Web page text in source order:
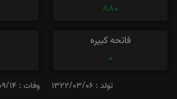
880
فاتحه کبیره
0
تولد : 1322/03/06 وفات : 1399/09/14